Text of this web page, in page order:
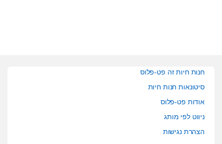
חנות חיות זה פט-פלוס
סיטונאות חנות חיות
אודות פט-פלוס
ניווט לפי מותג
הצהרת נגישות